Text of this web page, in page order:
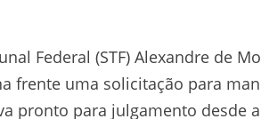
Federal (STF) Alexandre de
frente uma solicitação para
pronto para julgamento desde